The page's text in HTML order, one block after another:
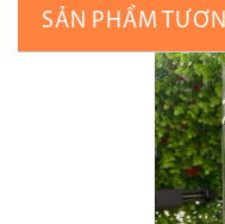
SẢN PHẨM